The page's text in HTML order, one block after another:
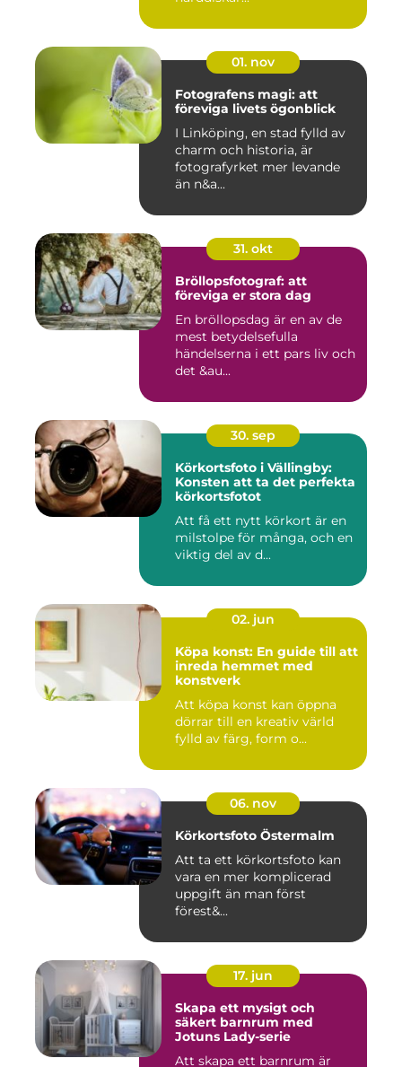
01. nov
Fotografens magi: att
föreviga livets ögonblick
I Linköping, en stad fylld av
charm och historia, är
fotografyrket mer levande
än n&a...
31. okt
Bröllopsfotograf: att
föreviga er stora dag
En bröllopsdag är en av de
mest betydelsefulla
händelserna i ett pars liv och
det &au...
30. sep
Körkortsfoto i Vällingby:
Konsten att ta det perfekta
körkortsfotot
Att få ett nytt körkort är en
milstolpe för många, och en
viktig del av d...
02. jun
Köpa konst: En guide till att
inreda hemmet med
konstverk
Att köpa konst kan öppna
dörrar till en kreativ värld
fylld av färg, form o...
06. nov
Körkortsfoto Östermalm
Att ta ett körkortsfoto kan
vara en mer komplicerad
uppgift än man först
förest&...
17. jun
Skapa ett mysigt och
säkert barnrum med
Jotuns Lady-serie
Att skapa ett barnrum är